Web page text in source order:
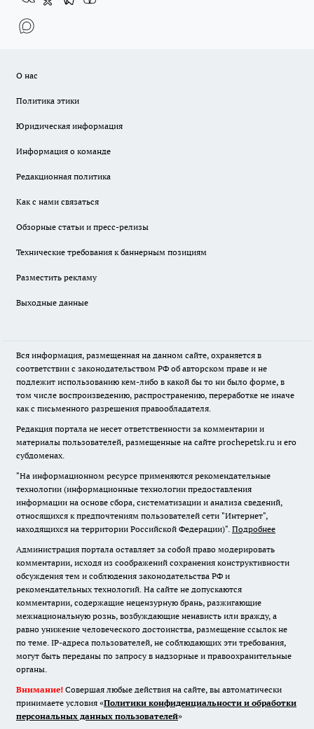
О нас
Политика этики
Юридическая информация
Информация о команде
Редакционная политика
Как с нами связаться
Обзорные статьи и пресс-релизы
Технические требования к баннерным позициям
Разместить рекламу
Выходные данные
Вся информация, размещенная на данном сайте, охраняется в
соответствии с законодательством РФ об авторском праве и не
подлежит использованию кем-либо в какой бы то ни было форме, в
том числе воспроизведению, распространению, переработке не иначе
как с письменного разрешения правообладателя.
Редакция портала не несет ответственности за комментарии и
материалы пользователей, размещенные на сайте prochepetsk.ru и его
субдоменах.
"На информационном ресурсе применяются рекомендательные
технологии (информационные технологии предоставления
информации на основе сбора, систематизации и анализа сведений,
относящихся к предпочтениям пользователей сети "Интернет",
находящихся на территории Российской Федерации)". Подробнее
Администрация портала оставляет за собой право модерировать
комментарии, исходя из соображений сохранения конструктивности
обсуждения тем и соблюдения законодательства РФ и
рекомендательных технологий. На сайте не допускаются
комментарии, содержащие нецензурную брань, разжигающие
межнациональную рознь, возбуждающие ненависть или вражду, а
равно унижение человеческого достоинства, размещение ссылок не
по теме. IP-адреса пользователей, не соблюдающих эти требования,
могут быть переданы по запросу в надзорные и правоохранительные
органы.
Внимание! Совершая любые действия на сайте, вы автоматически
принимаете условия «Политики конфиденциальности и обработки
персональных данных пользователей»